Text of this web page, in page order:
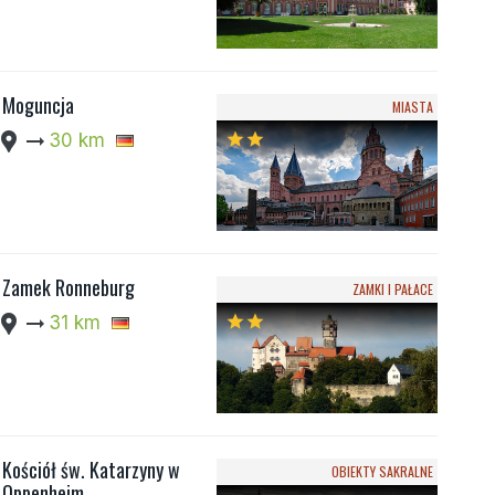
Moguncja
location_pin arrow_right_alt 30 km
MIASTA
starstar
Zamek Ronneburg
location_pin arrow_right_alt 31 km
ZAMKI I PAŁACE
starstar
Kościół św. Katarzyny w
OBIEKTY SAKRALNE